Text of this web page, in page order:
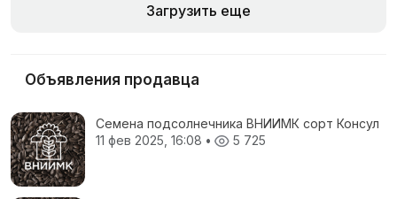
Загрузить еще
Объявления продавца
Семена подсолнечника ВНИИМК сорт Консул
11 фев 2025, 16:08 • 5 725